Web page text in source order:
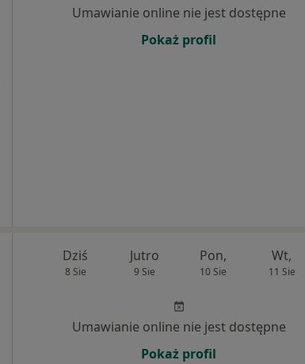
Umawianie online nie jest dostępne
Pokaż profil
Dziś
8 Sie
Jutro
9 Sie
Pon,
10 Sie
Wt,
11 Sie
Umawianie online nie jest dostępne
Pokaż profil